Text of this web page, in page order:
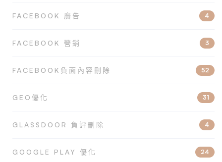
FACEBOOK 廣告 4
FACEBOOK 營銷 3
FACEBOOK負面內容刪除 52
GEO優化 31
GLASSDOOR 負評刪除 4
GOOGLE PLAY 優化 24